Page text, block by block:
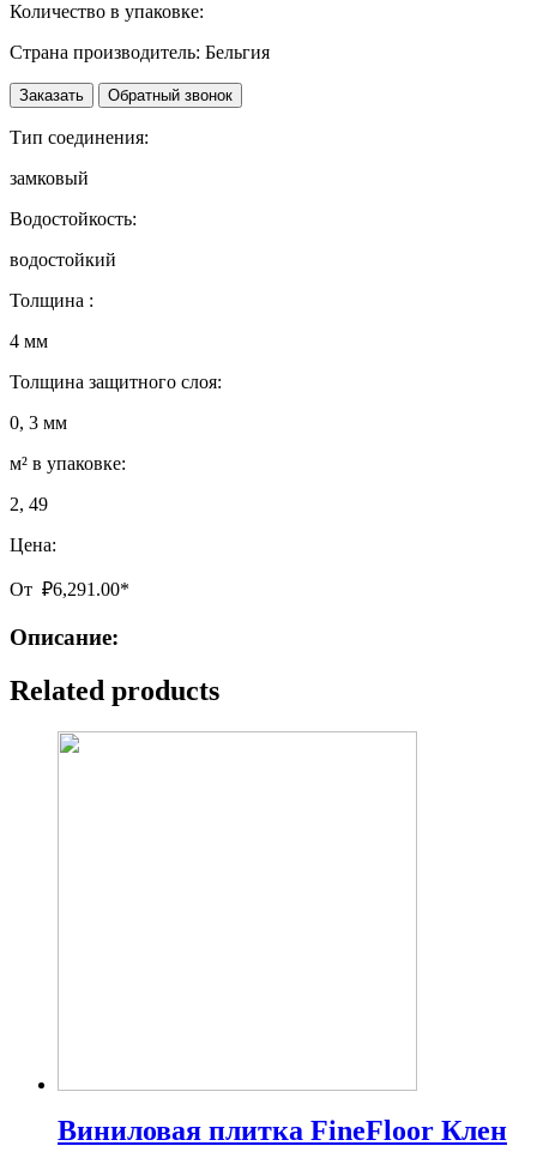
Количество в упаковке:
Страна производитель: Бельгия
Заказать Обратный звонок
Тип соединения:
замковый
Водостойкость:
водостойкий
Толщина :
4 мм
Толщина защитного слоя:
0, 3 мм
м² в упаковке:
2, 49
Цена:
От ₽6,291.00*
Описание:
Related products
Виниловая плитка FineFloor Клен